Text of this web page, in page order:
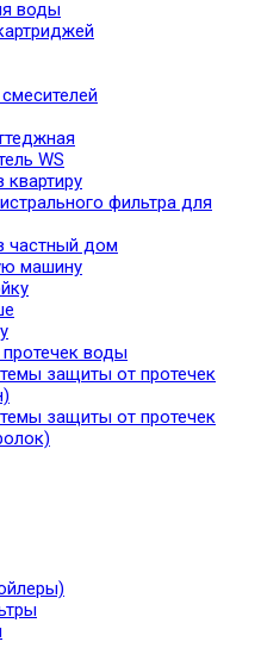
воды
WS
фильтра для
частный дом
машину
воды
защиты от протечек
защиты от протечек